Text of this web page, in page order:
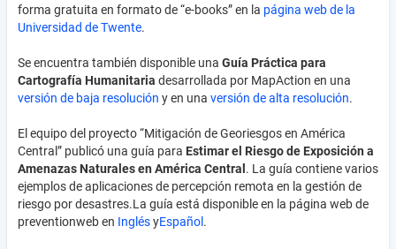
forma gratuita en formato de “e-books” en la página web de la
Universidad de Twente.
Se encuentra también disponible una Guía Práctica para
Cartografía Humanitaria desarrollada por MapAction en una
versión de baja resolución y en una versión de alta resolución.
El equipo del proyecto “Mitigación de Georiesgos en América
Central” publicó una guía para Estimar el Riesgo de Exposición a
Amenazas Naturales en América Central . La guía contiene varios
ejemplos de aplicaciones de percepción remota en la gestión de
riesgo por desastres.La guía está disponible en la página web de
preventionweb en InglésyEspañol .